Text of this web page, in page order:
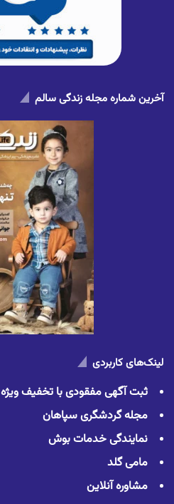
آخرین شماره مجله زندگی سالم
لینک‌های کاربردی
ثبت آگهی مفقودی با تخفیف ویژه
مجله گردشگری سپاهان
نمایندگی خدمات بوش
مامی گلد
مشاوره آنلاین